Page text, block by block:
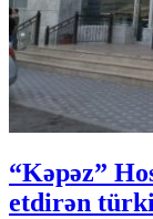
“Kəpəz”
etdirən